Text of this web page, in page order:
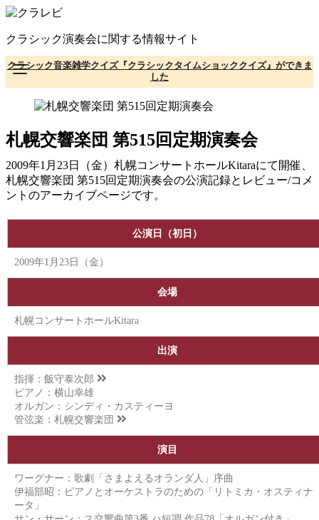
コ
テ
ン
ツ
へ
クラシック演奏会に関する情報サイト
クラシック音楽雑学クイズ『クラシックタイムショッククイズ』ができま
した
札幌交響楽団 第515回定期演奏会
2009年1月23日（金）札幌コンサートホールKitaraにて開催、
札幌交響楽団 第515回定期演奏会の公演記録とレビュー/コメ
ントのアーカイブページです。
公演日（初日）
2009年1月23日（金）
会場
札幌コンサートホールKitara
出演
指揮： 飯守泰次郎
ピアノ：横山幸雄
オルガン：シンディ・カスティーヨ
管弦楽： 札幌交響楽団
演目
ワーグナー：歌劇「さまよえるオランダ人」序曲
伊福部昭：ピアノとオーケストラのための「リトミカ・オスティナ
ータ」